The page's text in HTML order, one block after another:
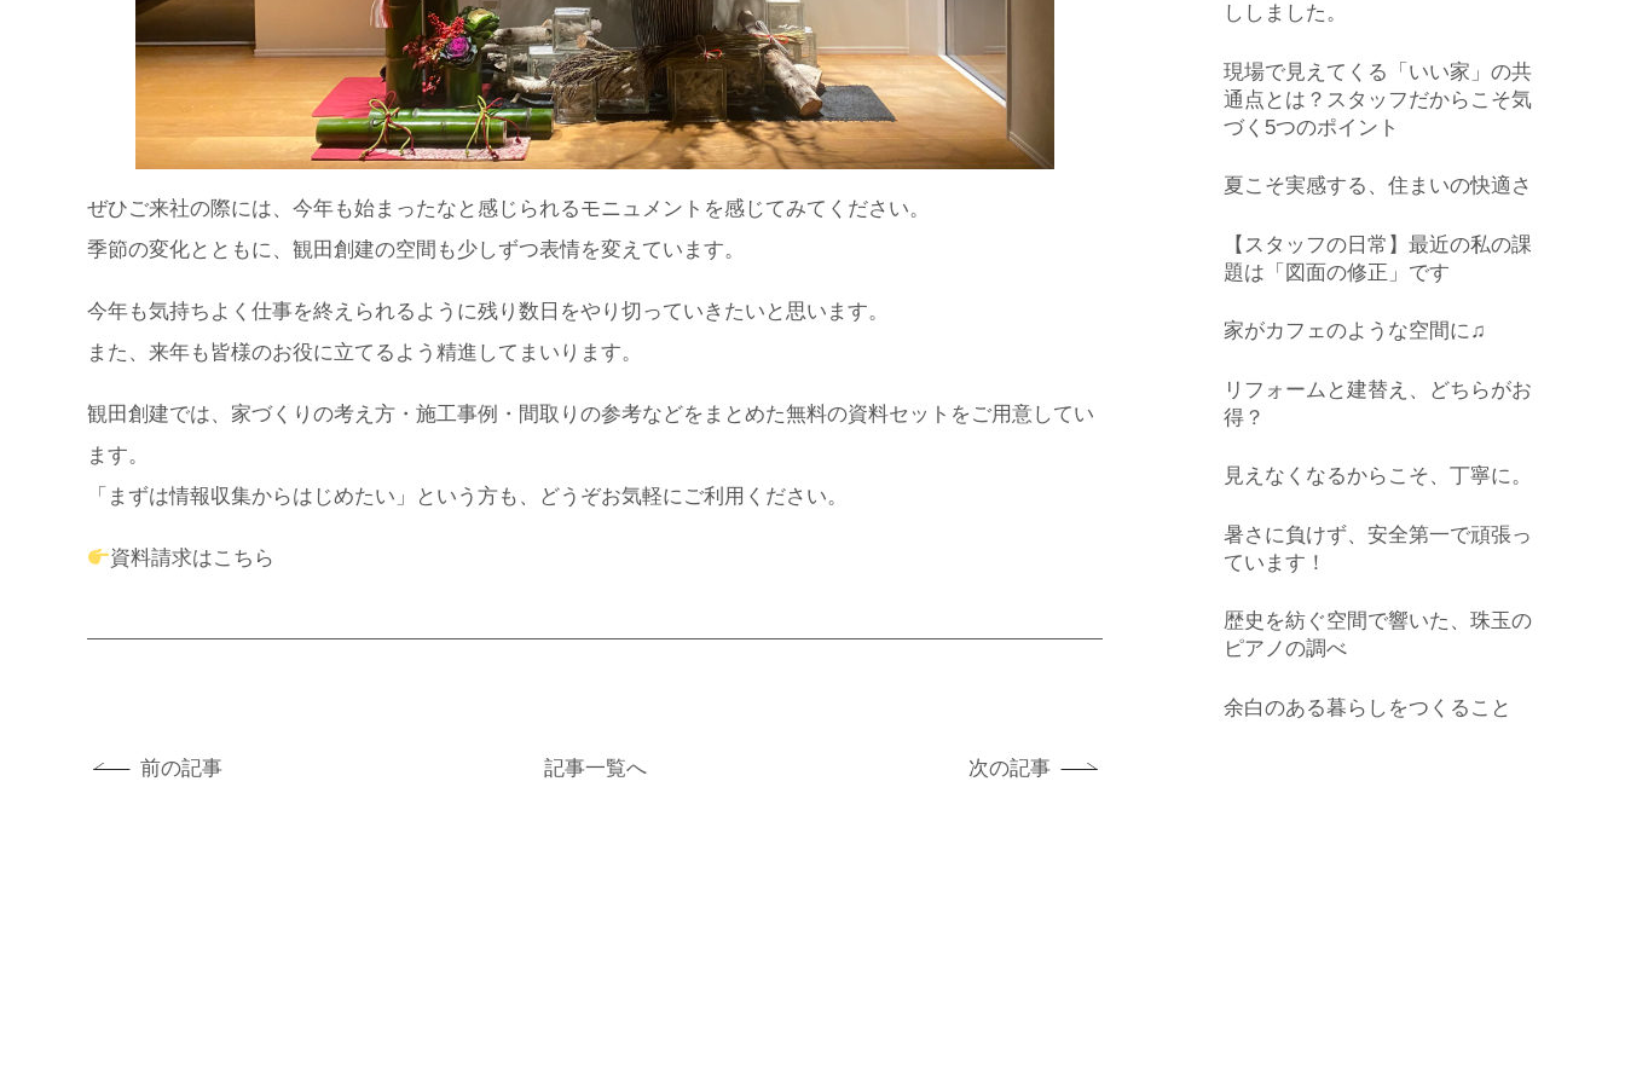
ぜひご来社の際には、今年も始まったなと感じられるモニュメントを感じてみてください。
季節の変化とともに、観田創建の空間も少しずつ表情を変えています。
今年も気持ちよく仕事を終えられるように残り数日をやり切っていきたいと思います。
また、来年も皆様のお役に立てるよう精進してまいります。
観田創建では、家づくりの考え方・施工事例・間取りの参考などをまとめた無料の資料セットをご用意してい
ます。
「まずは情報収集からはじめたい」という方も、どうぞお気軽にご利用ください。
資料請求はこちら
前の記事 記事一覧へ 次の記事
ししました。
現場で見えてくる「いい家」の共
通点とは？スタッフだからこそ気
づく5つのポイント
夏こそ実感する、住まいの快適さ
【スタッフの日常】最近の私の課
題は「図面の修正」です
家がカフェのような空間に♫
リフォームと建替え、どちらがお
得？
見えなくなるからこそ、丁寧に。
暑さに負けず、安全第一で頑張っ
ています！
歴史を紡ぐ空間で響いた、珠玉の
ピアノの調べ
余白のある暮らしをつくること